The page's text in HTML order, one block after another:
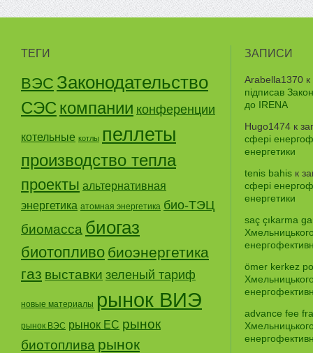
ТЕГИ
ВЭС Законодательство
СЭС компании конференции
котельные котлы пеллеты
производство тепла
проекты альтернативная
энергетика атомная энергетика био-ТЭЦ
биомасса биогаз
биотопливо биоэнергетика
газ выставки зеленый тариф
новые материалы рынок ВИЭ
рынок ВЭС рынок ЕС рынок
биотоплива рынок
ЗАПИСИ
Arabella1370
підписав
до IRENA
Hugo1474 к
сфері
енергетики
tenis bahis к
сфері
енергетики
saç çıkarma
ömer kerkez
advance fee